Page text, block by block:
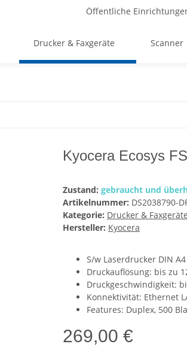
Öffentliche
Drucker & Faxgeräte Scanner
Kyocera Ecosys
Zustand: gebraucht und
Artikelnummer: DS2038790-
Kategorie: Drucker &
Hersteller: Kyocera
S/w Laserdrucker DIN A4
Druckauflösung: bis zu
Druckgeschwindigkeit:
Konnektivität: Ethernet
Features: Duplex, 500
269,00 €